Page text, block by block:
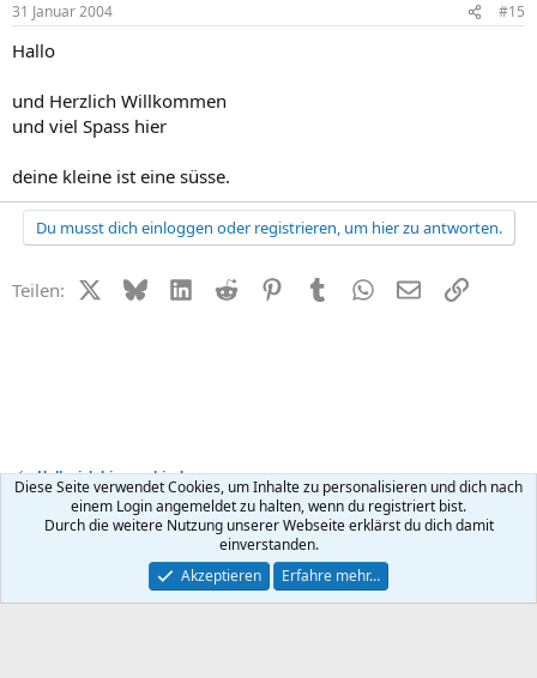
31 Januar 2004 #15
Hallo
und Herzlich Willkommen
und viel Spass hier
deine kleine ist eine süsse.
Du musst dich einloggen oder registrieren, um hier zu antworten.
Teilen: X (Twitter)
BlueskyLinkedIn
Reddit PinterestTumblr WhatsApp
E-MailLink
Hallo, ich bin neu hier!
Kontakt Nutzungsbedingungen Datenschutz Hilfe
R
Community platform by XenForo ® © 2010-2026 XenForo Ltd.
Diese Seite verwendet Cookies, um Inhalte zu personalisieren und dich nach
einem Login angemeldet zu halten, wenn du registriert bist.
Durch die weitere Nutzung unserer Webseite erklärst du dich damit
einverstanden.
Akzeptieren
Erfahre mehr…